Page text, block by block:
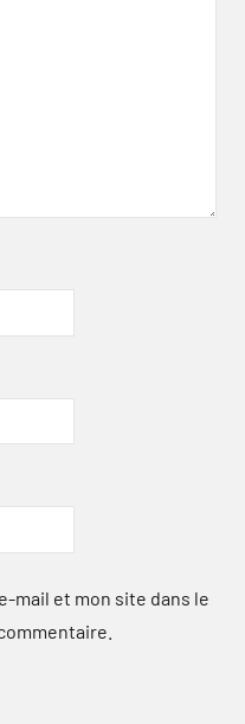
mail et mon site dans le